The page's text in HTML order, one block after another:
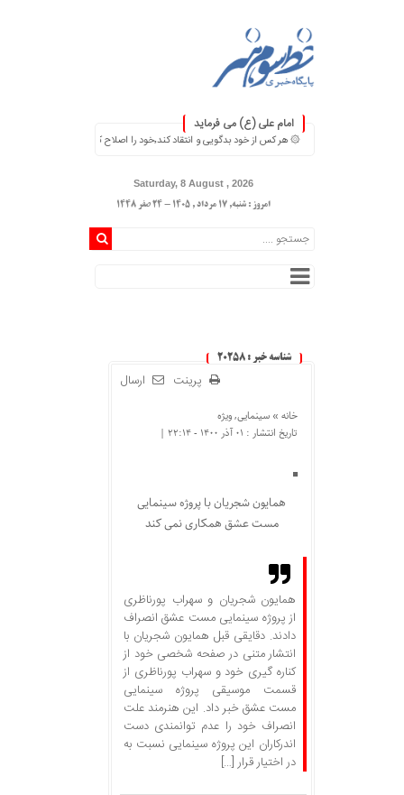
امام علی (ع) می فرماید
۞ هر کس از خود بدگویی و انتقاد کند٬خود را اصلاح کرده و هر کس خودستایی نماید٬ پس به تحقیق خویش را تباه نموده است. ۞
Saturday, 8 August , 2026
امروز : شنبه, ۱۷ مرداد , ۱۴۰۵ - 24 صفر 1448
شناسه خبر : 20258
ارسال پرینت
خانه » سینمایی,ویژه
تاریخ انتشار : ۰۱ آذر ۱۴۰۰ - ۲۲:۱۴ |
همایون شجریان با پروژه سینمایی
مست عشق همکاری نمی کند
همایون شجریان و سهراب پورناظری
از پروژه سینمایی مست عشق انصراف
دادند. دقایقی قبل همایون شجریان با
انتشار متنی در صفحه شخصی خود از
کناره گیری خود و سهراب پورناظری از
قسمت موسیقی پروژه سینمایی
مست عشق خبر داد. این هنرمند علت
انصراف خود را عدم توانمندی دست
اندرکاران این پروژه سینمایی نسبت به
در اختیار قرار […]